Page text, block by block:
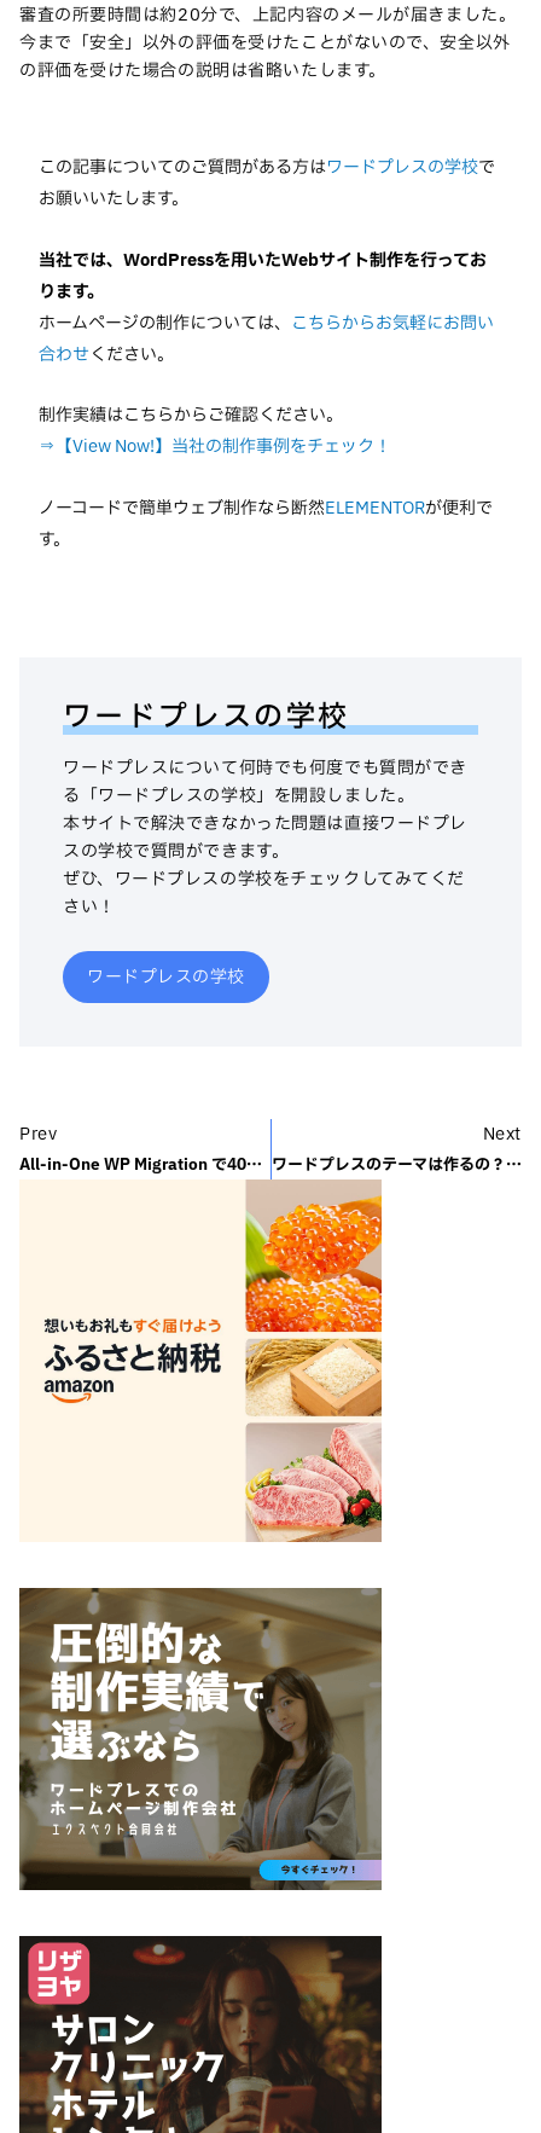
審査の所要時間は約20分で、上記内容のメールが届きました。
今まで「安全」以外の評価を受けたことがないので、安全以外
の評価を受けた場合の説明は省略いたします。
この記事についてのご質問がある方はワードプレスの学校で
お願いいたします。
当社では、WordPressを用いたWebサイト制作を行ってお
ります。
ホームページの制作については、 こちらからお気軽にお問い
合わせください。
制作実績はこちらからご確認ください。
⇒【View Now!】当社の制作事例をチェック！
ノーコードで簡単ウェブ制作なら断然ELEMENTORが便利で
す。
ワードプレスの学校
ワードプレスについて何時でも何度でも質問ができ
る「ワードプレスの学校」を開設しました。
本サイトで解決できなかった問題は直接ワードプレ
スの学校で質問ができます。
ぜひ、ワードプレスの学校をチェックしてみてくだ
さい！
ワードプレスの学校
Prev
All-in-One WP Migration で404ページが出たら
Next
ワードプレスのテーマは作るの？ 買うの？